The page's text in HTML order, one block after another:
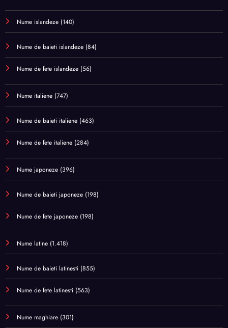
Nume islandeze (140)
Nume de baieti islandeze (84)
Nume de fete islandeze (56)
Nume italiene (747)
Nume de baieti italiene (463)
Nume de fete italiene (284)
Nume japoneze (396)
Nume de baieti japoneze (198)
Nume de fete japoneze (198)
Nume latine (1.418)
Nume de baieti latinesti (855)
Nume de fete latinesti (563)
Nume maghiare (301)